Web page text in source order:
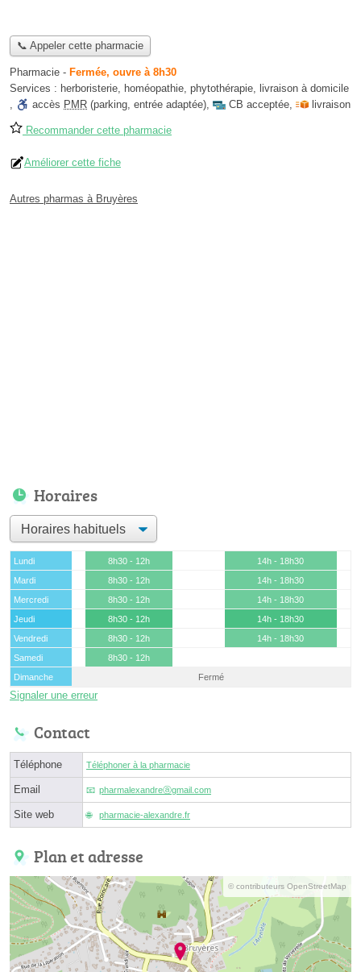
📞 Appeler cette pharmacie
Pharmacie - Fermée, ouvre à 8h30
Services : herboristerie, homéopathie, phytothérapie, livraison à domicile
,
accès PMR (parking, entrée adaptée), CB acceptée, livraison
Recommander cette pharmacie
Améliorer cette fiche
Autres pharmas à Bruyères
Horaires
Lundi 8h30 - 12h
14h - 18h30
Mardi
8h30 - 12h
14h - 18h30
Mercredi
8h30 - 12h
14h - 18h30
Jeudi
8h30 - 12h
14h - 18h30
Vendredi
8h30 - 12h
14h - 18h30
Samedi
8h30 - 12h
Dimanche
Fermé
Signaler une erreur
Contact
Téléphone Téléphoner à la pharmacie
Email pharmalexandreⓐgmail.com
Site web pharmacie-alexandre.fr
Plan et adresse
© contributeurs OpenStreetMap